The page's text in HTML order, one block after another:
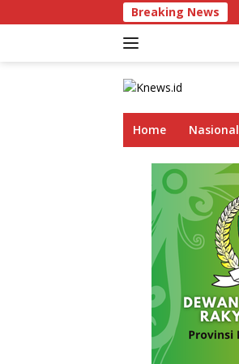
ke
Breaking News
Home Nasional